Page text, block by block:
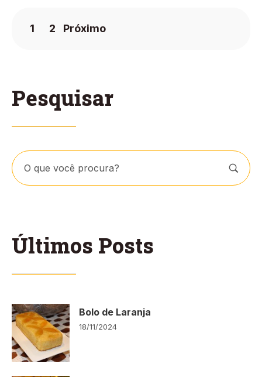
Pesquisar
Últimos Posts
Bolo de Laranja
18/11/2024
1 2 Próximo